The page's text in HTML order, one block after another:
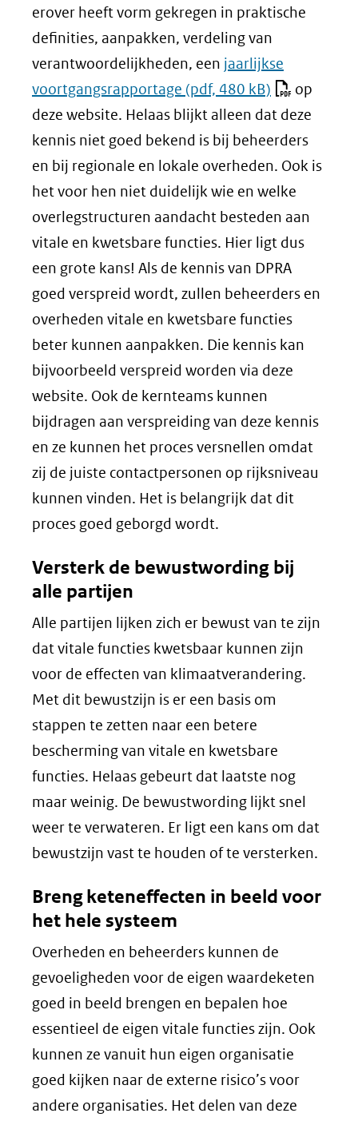
erover heeft vorm gekregen in praktische
definities, aanpakken, verdeling van
verantwoordelijkheden, een jaarlijkse
voortgangsrapportage (pdf, 480 kB)
op
deze website. Helaas blijkt alleen dat deze
kennis niet goed bekend is bij beheerders
en bij regionale en lokale overheden. Ook is
het voor hen niet duidelijk wie en welke
overlegstructuren aandacht besteden aan
vitale en kwetsbare functies. Hier ligt dus
een grote kans! Als de kennis van DPRA
goed verspreid wordt, zullen beheerders en
overheden vitale en kwetsbare functies
beter kunnen aanpakken. Die kennis kan
bijvoorbeeld verspreid worden via deze
website. Ook de kernteams kunnen
bijdragen aan verspreiding van deze kennis
en ze kunnen het proces versnellen omdat
zij de juiste contactpersonen op rijksniveau
kunnen vinden. Het is belangrijk dat dit
proces goed geborgd wordt.
Versterk de bewustwording bij
alle partijen
Alle partijen lijken zich er bewust van te zijn
dat vitale functies kwetsbaar kunnen zijn
voor de effecten van klimaatverandering.
Met dit bewustzijn is er een basis om
stappen te zetten naar een betere
bescherming van vitale en kwetsbare
functies. Helaas gebeurt dat laatste nog
maar weinig. De bewustwording lijkt snel
weer te verwateren. Er ligt een kans om dat
bewustzijn vast te houden of te versterken.
Breng keteneffecten in beeld voor
het hele systeem
Overheden en beheerders kunnen de
gevoeligheden voor de eigen waardeketen
goed in beeld brengen en bepalen hoe
essentieel de eigen vitale functies zijn. Ook
kunnen ze vanuit hun eigen organisatie
goed kijken naar de externe risico’s voor
andere organisaties. Het delen van deze